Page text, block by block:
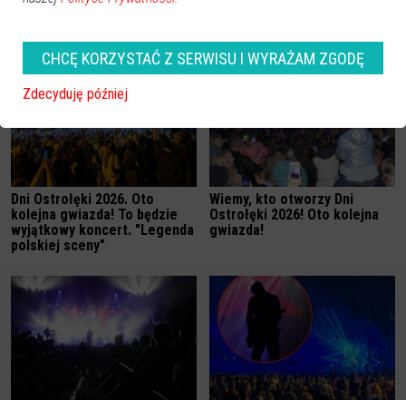
Zobacz również
Dni Ostrołęki 2026. Oto
kolejna gwiazda! To będzie
wyjątkowy koncert. "Legenda
polskiej sceny"
Wiemy, kto otworzy Dni
Ostrołęki 2026! Oto kolejna
gwiazda!
CHCĘ KORZYSTAĆ Z SERWISU I WYRAŻAM ZGODĘ
Zdecyduję później